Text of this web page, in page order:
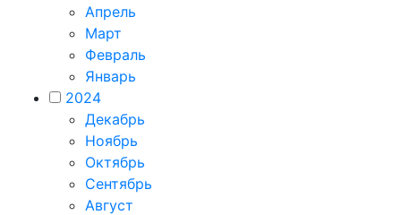
Апрель
Март
Февраль
Январь
2024
Декабрь
Ноябрь
Октябрь
Сентябрь
Август